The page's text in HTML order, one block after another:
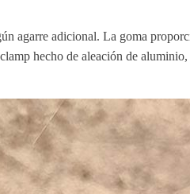
agarre adicional. La goma
hecho de aleación de